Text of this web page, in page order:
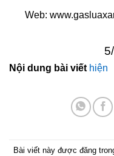
Web:
Nội dung bài viết hiện
Bài viết này được đăng